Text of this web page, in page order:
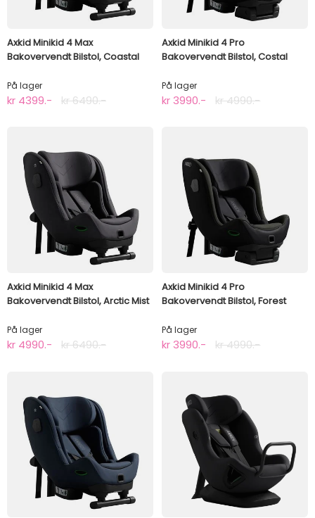
Axkid Minikid 4 Max
Bakovervendt Bilstol, Coastal
På lager
kr 4399.- kr 6490.-
Axkid Minikid 4 Pro
Bakovervendt Bilstol, Costal
På lager
kr 3990.- kr 4990.-
Axkid Minikid 4 Max
Bakovervendt Bilstol, Arctic Mist
På lager
kr 4990.- kr 6490.-
Axkid Minikid 4 Pro
Bakovervendt Bilstol, Forest
På lager
kr 3990.- kr 4990.-